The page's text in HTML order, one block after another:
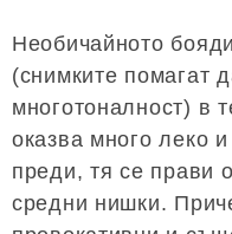
Необичайното
(снимките помагат
многотоналност) в
оказва много леко
преди, тя се прави
средни нишки.